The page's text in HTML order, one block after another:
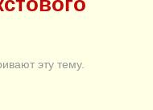
эту тему.